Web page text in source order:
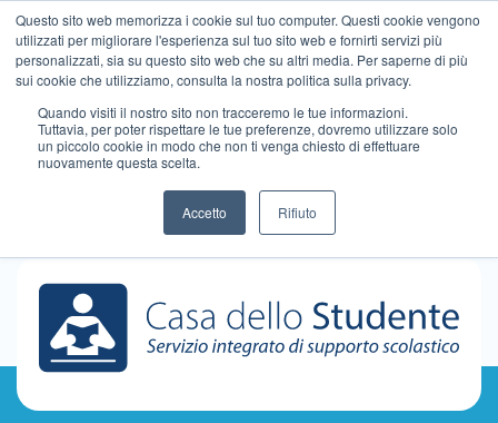
Questo sito web memorizza i cookie sul tuo computer. Questi cookie vengono
utilizzati per migliorare l'esperienza sul tuo sito web e fornirti servizi più
personalizzati, sia su questo sito web che su altri media. Per saperne di più
sui cookie che utilizziamo, consulta la nostra politica sulla privacy.
Quando visiti il ​​nostro sito non tracceremo le tue informazioni.
Tuttavia, per poter rispettare le tue preferenze, dovremo utilizzare solo
un piccolo cookie in modo che non ti venga chiesto di effettuare
nuovamente questa scelta.
Accetto Rifiuto